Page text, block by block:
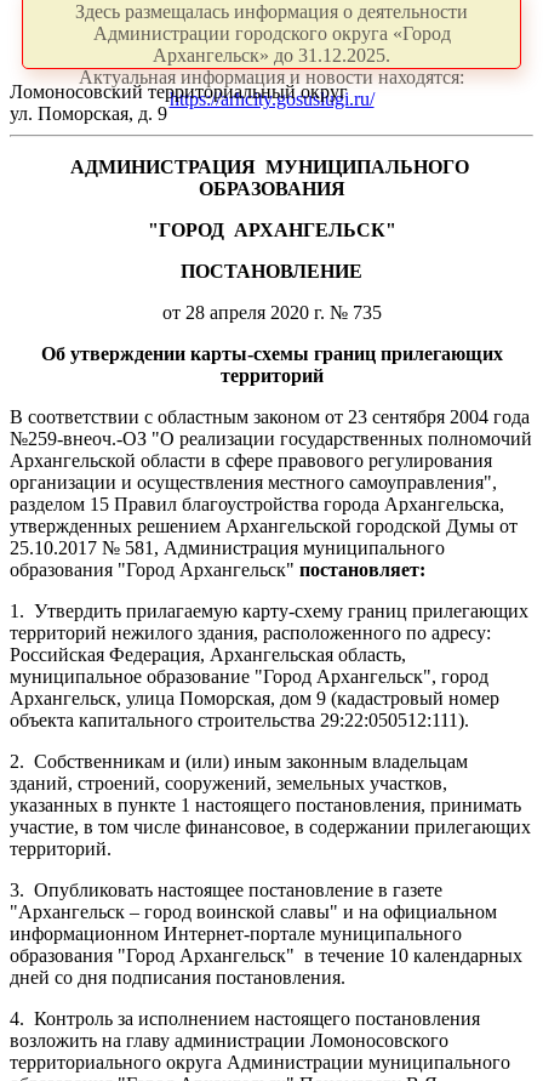
Здесь размещалась информация о деятельности
Администрации городского округа «Город
Архангельск» до 31.12.2025.
Актуальная информация и новости находятся:
https://arhcity.gosuslugi.ru/
Ломоносовский территориальный округ
ул. Поморская, д. 9
АДМИНИСТРАЦИЯ МУНИЦИПАЛЬНОГО
ОБРАЗОВАНИЯ
"ГОРОД АРХАНГЕЛЬСК"
ПОСТАНОВЛЕНИЕ
от 28 апреля 2020 г. № 735
Об утверждении карты-схемы границ прилегающих
территорий
В соответствии с областным законом от 23 сентября 2004 года
№259-внеоч.-ОЗ "О реализации государственных полномочий
Архангельской области в сфере правового регулирования
организации и осуществления местного самоуправления",
разделом 15 Правил благоустройства города Архангельска,
утвержденных решением Архангельской городской Думы от
25.10.2017 № 581, Администрация муниципального
образования "Город Архангельск" постановляет:
1. Утвердить прилагаемую карту-схему границ прилегающих
территорий нежилого здания, расположенного по адресу:
Российская Федерация, Архангельская область,
муниципальное образование "Город Архангельск", город
Архангельск, улица Поморская, дом 9 (кадастровый номер
объекта капитального строительства 29:22:050512:111).
2. Собственникам и (или) иным законным владельцам
зданий, строений, сооружений, земельных участков,
указанных в пункте 1 настоящего постановления, принимать
участие, в том числе финансовое, в содержании прилегающих
территорий.
3. Опубликовать настоящее постановление в газете
"Архангельск – город воинской славы" и на официальном
информационном Интернет-портале муниципального
образования "Город Архангельск" в течение 10 календарных
дней со дня подписания постановления.
4. Контроль за исполнением настоящего постановления
возложить на главу администрации Ломоносовского
территориального округа Администрации муниципального